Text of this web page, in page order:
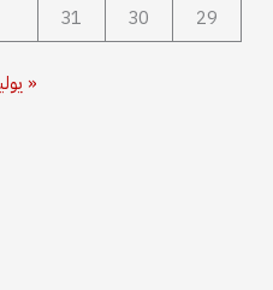
29
30
31
«